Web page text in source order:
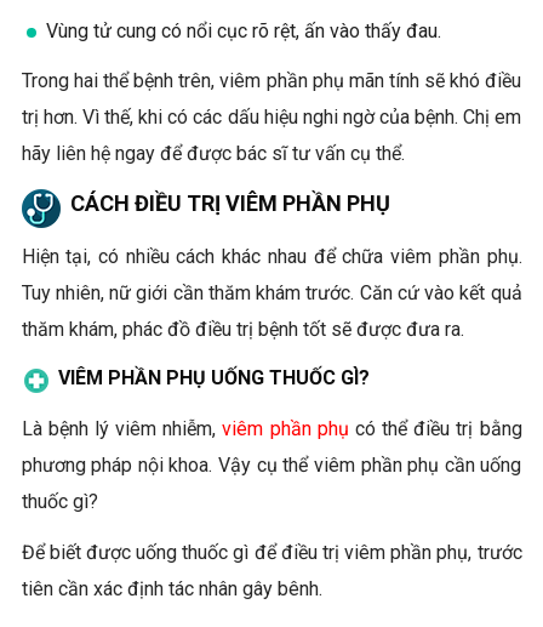
Vùng tử cung có nổi cục rõ rệt, ấn vào thấy đau.
Trong hai thể bệnh trên, viêm phần phụ mãn tính sẽ khó điều
trị hơn. Vì thế, khi có các dấu hiệu nghi ngờ của bệnh. Chị em
hãy liên hệ ngay để được bác sĩ tư vấn cụ thể.
CÁCH ĐIỀU TRỊ VIÊM PHẦN PHỤ
Hiện tại, có nhiều cách khác nhau để chữa viêm phần phụ.
Tuy nhiên, nữ giới cần thăm khám trước. Căn cứ vào kết quả
thăm khám, phác đồ điều trị bệnh tốt sẽ được đưa ra.
VIÊM PHẦN PHỤ UỐNG THUỐC GÌ?
Là bệnh lý viêm nhiễm,viêm phần phụ có thể điều trị bằng
phương pháp nội khoa. Vậy cụ thể viêm phần phụ cần uống
thuốc gì?
Để biết được uống thuốc gì để điều trị viêm phần phụ, trước
tiên cần xác định tác nhân gây bênh.